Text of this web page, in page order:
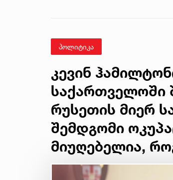
პოლიტიკა
კევინ
საქართველოში
რუსეთის მიერ
შემდგომი
მიუღებელია,